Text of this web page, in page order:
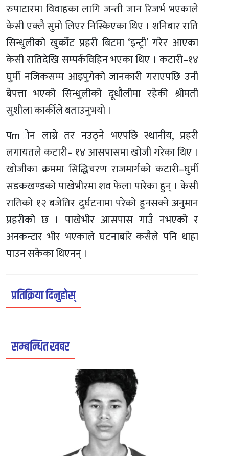
रुपाटारमा विवाहका लागि जन्ती जान रिजर्भ भएकाले
केसी एक्लै सुमो लिएर निस्किएका थिए । शनिबार राति
सिन्धुलीको खुर्कोट प्रहरी बिटमा ‘इन्ट्री’ गरेर आएका
केसी रातिदेखि सम्पर्कविहिन भएका थिए । कटारी–१४
घुर्मी नजिकसम्म आइपुगेको जानकारी गराएपछि उनी
बेपत्ता भएको सिन्धुलीको दूधौलीमा रहेकी श्रीमती
सुशीला कार्कीले बताउनुभयो ।
पmोन लाग्ने तर नउठ्ने भएपछि स्थानीय, प्रहरी
लगायतले कटारी– १४ आसपासमा खोजी गरेका थिए ।
खोजीका क्रममा सिद्धिचरण राजमार्गको कटारी–घुर्मी
सडकखण्डको पाखेभीरमा शव फेला पारेका हुन् । केसी
रातिको १२ बजेतिर दुर्घटनामा परेको हुनसक्ने अनुमान
प्रहरीको छ । पाखेभीर आसपास गाउँ नभएको र
अनकन्टार भीर भएकाले घटनाबारे कसैले पनि थाहा
पाउन सकेका थिएनन् ।
प्रतिक्रिया दिनुहोस्
सम्बन्धित खबर